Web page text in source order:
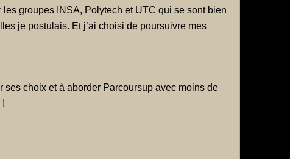
groupes INSA, Polytech et UTC qui se sont bien
je postulais. Et j’ai choisi de poursuivre mes
choix et à aborder Parcoursup avec moins de
!
au centre de ses préoccupations.